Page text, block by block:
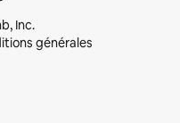
Inc.
générales